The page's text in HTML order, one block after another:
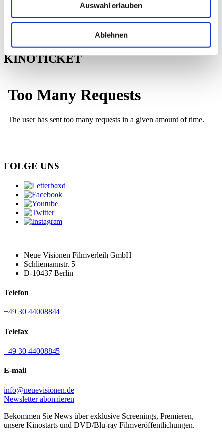
Auswahl erlauben
Ablehnen
KINOTICKET
FOLGE UNS
Neue Visionen Filmverleih GmbH
Schliemannstr. 5
D-10437 Berlin
Telefon
+49 30 44008844
Telefax
+49 30 44008845
E-mail
info@neuevisionen.de
Newsletter abonnieren
Bekommen Sie News über exklusive Screenings, Premieren,
unsere Kinostarts und DVD/Blu-ray Filmveröffentlichungen.